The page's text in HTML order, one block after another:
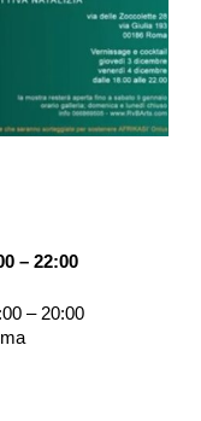
– 22:00
– 20:00